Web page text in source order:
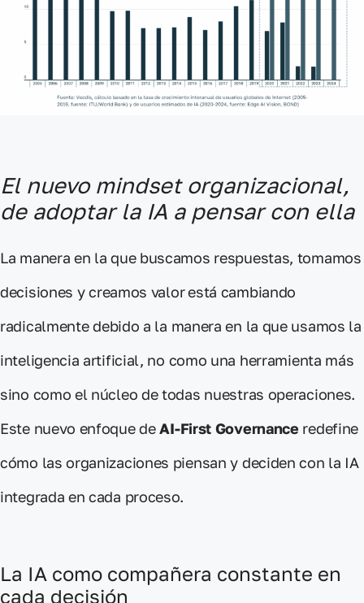
El nuevo mindset organizacional,
de adoptar la IA a pensar con ella
La manera en la que buscamos respuestas, tomamos
decisiones ycreamos valorestá cambiando
radicalmentedebido a la manera en la que usamos la
inteligencia artificial, no como una herramienta más
sino como el núcleo de todas nuestras operaciones.
Este nuevo enfoque deAI-First Governance redefine
cómo las organizaciones piensan y deciden con la IA
integrada en cada proceso.
La IA como compañera constante en
cada decisión